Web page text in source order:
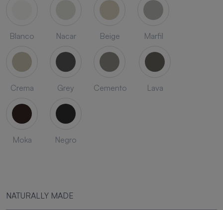
Blanco Nacar Beige Marfil
Crema Grey Cemento Lava
Moka Negro
NATURALLY MADE